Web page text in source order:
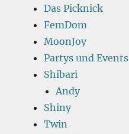
Das Picknick
FemDom
MoonJoy
Partys und Events
Shibari
Andy
Shiny
Twin